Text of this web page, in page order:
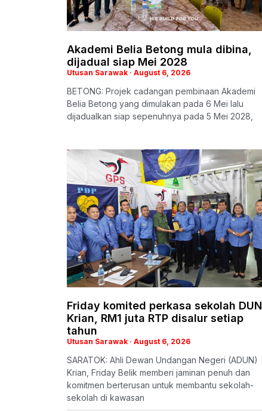
Akademi Belia Betong mula dibina,
dijadual siap Mei 2028
Utusan Sarawak August 6, 2026
BETONG: Projek cadangan pembinaan Akademi
Belia Betong yang dimulakan pada 6 Mei lalu
dijadualkan siap sepenuhnya pada 5 Mei 2028,
Friday komited perkasa sekolah DUN
Krian, RM1 juta RTP disalur setiap
tahun
Utusan Sarawak August 6, 2026
SARATOK: Ahli Dewan Undangan Negeri (ADUN)
Krian, Friday Belik memberi jaminan penuh dan
komitmen berterusan untuk membantu sekolah-
sekolah di kawasan